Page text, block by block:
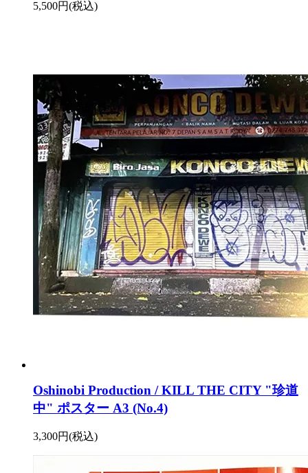
5,500円(税込)
Oshinobi Production / KILL THE CITY "珍道
中" ポスター A3 (No.4)
3,300円(税込)